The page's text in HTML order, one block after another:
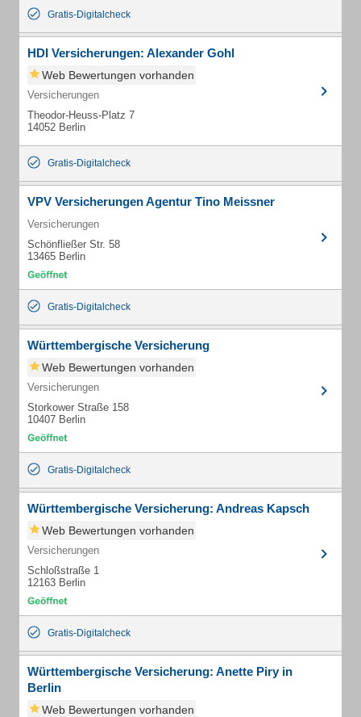
Gratis-Digitalcheck
HDI Versicherungen: Alexander Gohl
Web Bewertungen vorhanden
Versicherungen
Theodor-Heuss-Platz 7
14052 Berlin
Gratis-Digitalcheck
VPV Versicherungen Agentur Tino Meissner
Versicherungen
Schönfließer Str. 58
13465 Berlin
Gratis-Digitalcheck
Württembergische Versicherung
Web Bewertungen vorhanden
Versicherungen
Storkower Straße 158
10407 Berlin
Gratis-Digitalcheck
Württembergische Versicherung: Andreas Kapsch
Web Bewertungen vorhanden
Versicherungen
Schloßstraße 1
12163 Berlin
Gratis-Digitalcheck
Württembergische Versicherung: Anette Piry in
Berlin
Web Bewertungen vorhanden